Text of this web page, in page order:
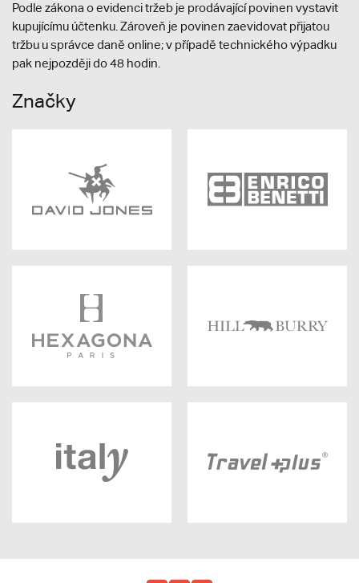
Podle zákona o evidenci tržeb je prodávající povinen vystavit
kupujícímu účtenku. Zároveň je povinen zaevidovat přijatou
tržbu u správce daně online; v případě technického výpadku
pak nejpozději do 48 hodin.
Značky